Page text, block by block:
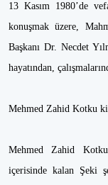
13 Kasım 1980’de
konuşmak üzere,
Başkanı Dr. Necdet
hayatından,
Mehmed Zahid Kotku
Mehmed Zahid
içerisinde kalan Şeki